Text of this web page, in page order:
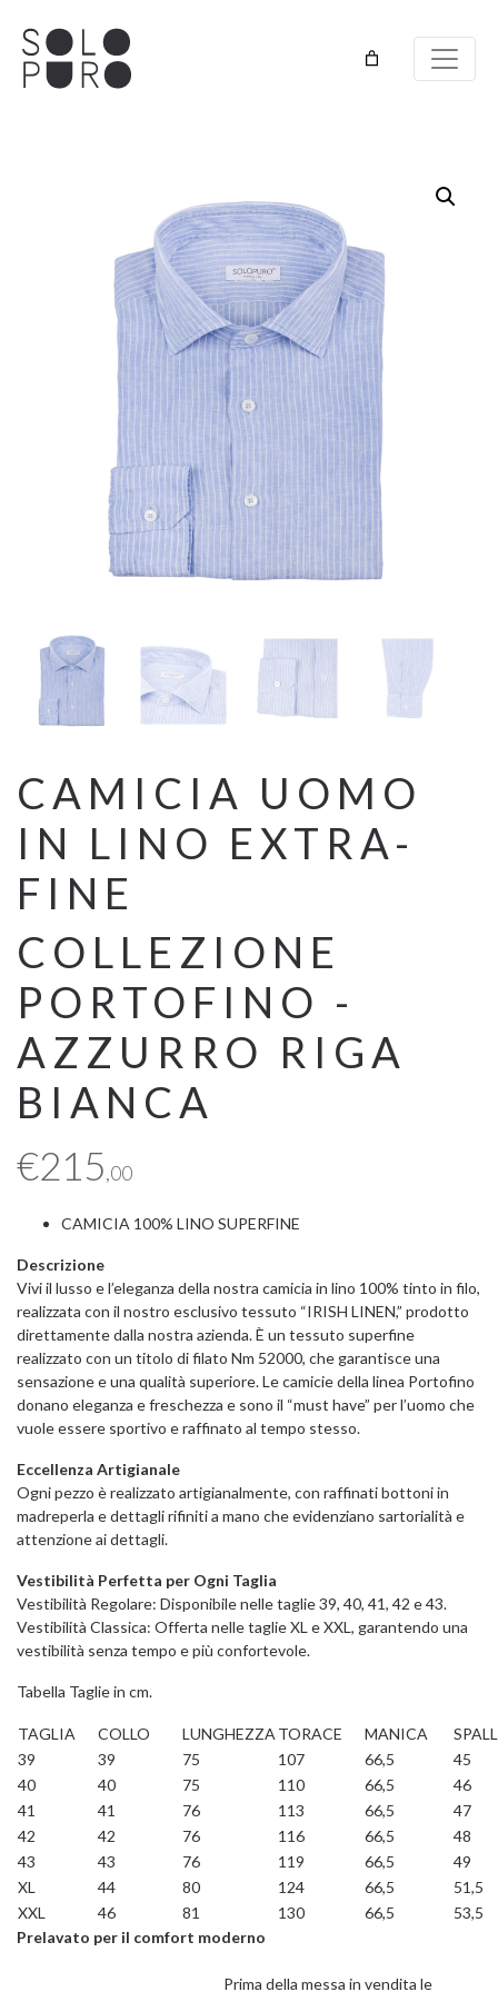
CAMICIA UOMO
IN LINO EXTRA-
FINE
COLLEZIONE
PORTOFINO -
AZZURRO RIGA
BIANCA
€215,00
CAMICIA 100% LINO SUPERFINE
Descrizione
Vivi il lusso e l’eleganza della nostra camicia in lino 100% tinto in filo,
realizzata con il nostro esclusivo tessuto “IRISH LINEN,” prodotto
direttamente dalla nostra azienda. È un tessuto superfine
realizzato con un titolo di filato Nm 52000, che garantisce una
sensazione e una qualità superiore. Le camicie della linea Portofino
donano eleganza e freschezza e sono il “must have” per l’uomo che
vuole essere sportivo e raffinato al tempo stesso.
Eccellenza Artigianale
Ogni pezzo è realizzato artigianalmente, con raffinati bottoni in
madreperla e dettagli rifiniti a mano che evidenziano sartorialità e
attenzione ai dettagli.
Vestibilità Perfetta per Ogni Taglia
Vestibilità Regolare: Disponibile nelle taglie 39, 40, 41, 42 e 43.
Vestibilità Classica: Offerta nelle taglie XL e XXL, garantendo una
vestibilità senza tempo e più confortevole.
Tabella Taglie in cm.
TAGLIA COLLO LUNGHEZZA TORACE MANICA
39
39 75 107 66,5
45
40
40 75 110 66,5
46
41
41 76 113 66,5
47
42
42 76 116 66,5
48
43
43 76 119 66,5
49
XL
44 80 124 66,5
51,5
XXL
46 81 130 66,5
53,5
Prelavato per il comfort moderno
Prima della messa in vendita le